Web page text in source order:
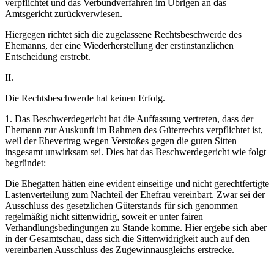
verpflichtet und das Verbundverfahren im Übrigen an das
Amtsgericht zurückverwiesen.
Hiergegen richtet sich die zugelassene Rechtsbeschwerde des
Ehemanns, der eine Wiederherstellung der erstinstanzlichen
Entscheidung erstrebt.
II.
Die Rechtsbeschwerde hat keinen Erfolg.
1. Das Beschwerdegericht hat die Auffassung vertreten, dass der
Ehemann zur Auskunft im Rahmen des Güterrechts verpflichtet ist,
weil der Ehevertrag wegen Verstoßes gegen die guten Sitten
insgesamt unwirksam sei. Dies hat das Beschwerdegericht wie folgt
begründet:
Die Ehegatten hätten eine evident einseitige und nicht gerechtfertigte
Lastenverteilung zum Nachteil der Ehefrau vereinbart. Zwar sei der
Ausschluss des gesetzlichen Güterstands für sich genommen
regelmäßig nicht sittenwidrig, soweit er unter fairen
Verhandlungsbedingungen zu Stande komme. Hier ergebe sich aber
in der Gesamtschau, dass sich die Sittenwidrigkeit auch auf den
vereinbarten Ausschluss des Zugewinnausgleichs erstrecke.